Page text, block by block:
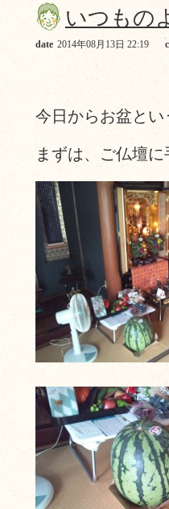
いつもの
date 2014年08月13日 22:19
今日からお盆と
まずは、ご仏壇